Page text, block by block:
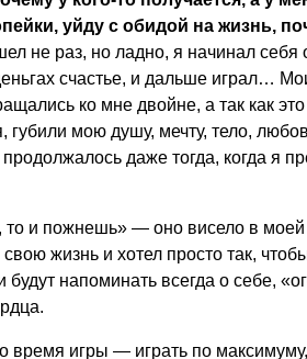
уйду с обидой на жизнь,
не раз, но ладно, я начинал
счастье, и дальше играл…
ко мне двойне, а так как
губили мою душу, мечту, тело,
даже тогда, когда я
и пожнешь» — оно висело в моей
жизнь и хотел просто так,
будут напоминать всегда о себе,
время игры — играть по максимуму,